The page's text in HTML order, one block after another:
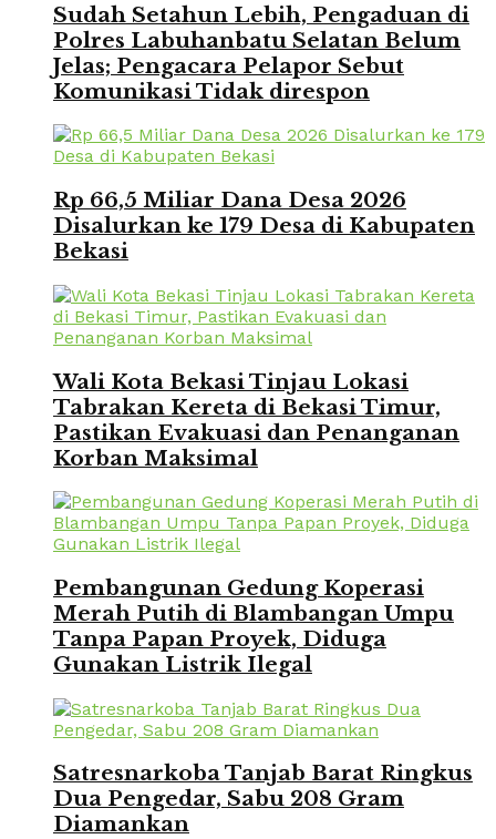
Sudah Setahun Lebih, Pengaduan di
Polres Labuhanbatu Selatan Belum
Jelas; Pengacara Pelapor Sebut
Komunikasi Tidak direspon
Rp 66,5 Miliar Dana Desa 2026
Disalurkan ke 179 Desa di Kabupaten
Bekasi
Wali Kota Bekasi Tinjau Lokasi
Tabrakan Kereta di Bekasi Timur,
Pastikan Evakuasi dan Penanganan
Korban Maksimal
Pembangunan Gedung Koperasi
Merah Putih di Blambangan Umpu
Tanpa Papan Proyek, Diduga
Gunakan Listrik Ilegal
Satresnarkoba Tanjab Barat Ringkus
Dua Pengedar, Sabu 208 Gram
Diamankan